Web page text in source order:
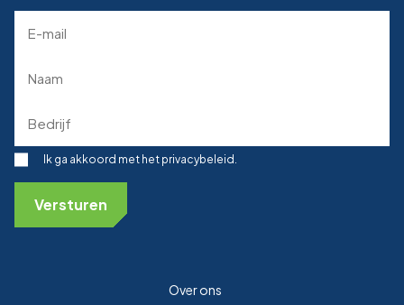
mailadres
(Required)
(Required)
Toestemming
Ik ga akkoord met het privacybeleid.
Over ons